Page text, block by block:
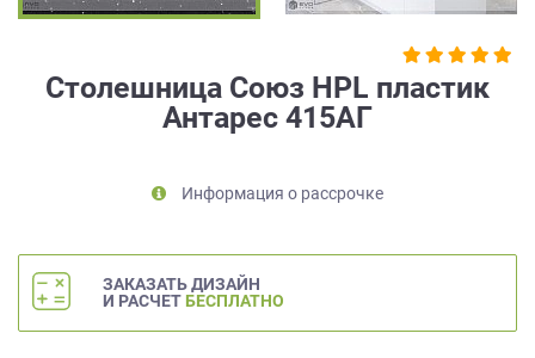
Столешница Союз HPL пластик
Антарес 415АГ
Информация о рассрочке
ЗАКАЗАТЬ ДИЗАЙН
И РАСЧЕТ БЕСПЛАТНО
на
данных,
метрическими